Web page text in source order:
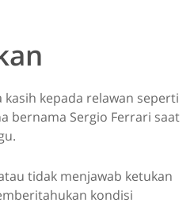
kepada relawan seperti
bernama Sergio Ferrari saat
tidak menjawab ketukan
kondisi